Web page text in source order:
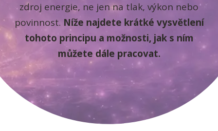
zdroj energie, ne jen na tlak, výkon nebo
povinnost. Níže najdete krátké vysvětlení
tohoto principu a možnosti, jak s ním
můžete dále pracovat.